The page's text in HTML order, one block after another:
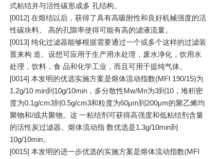
式粘结并与活性碳形成多 孔结构。
[0012] 在熔结以后，获得了具有高吸附性和良好机械强度的活
性碳块料。 高的孔隙率使得可能有高的滤液流量。
[0013] 纯化过滤器能够根据需要通过一个或多个这样的过滤装
置来构 造。设想可应用于生产用水处理，废水净化，饮用水
处理，饮料，食 品和化学工业，而且可用于提纯气体。
[0014] 本发明的优选实施方案是熔体流动指数(MFI 190/15)为
1.2g/10 min到10g/10min，多分散性Mw/Mn为3到10，堆积密
度为0.1g/cm3到0.5g/cm3和粒度为60μm到200μm的聚乙烯均
聚物和/或共聚物。这 一粘结剂可获得高强度和低粘结剂含量
的活性炭过滤器。熔体流动指 数优选是1.3g/10min到
10g/10min。
[0015] 本发明的进一步优选的实施方案是熔体流动指数(MFI